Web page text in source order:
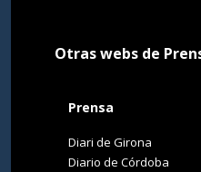
Otras webs de
Prensa
Diari de Girona
Diario de Córdoba